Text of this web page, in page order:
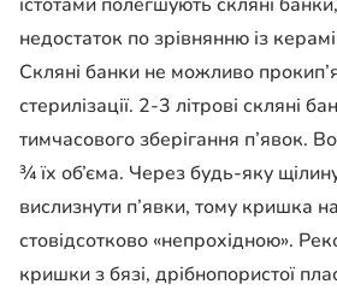
недостаток по зрівнянню із
Скляні банки не можливо
стерилізації. 2-3 літрові скляні
тимчасового зберігання п’явок.
¾ їх об’єма. Через будь-яку
вислизнути п’явки, тому кришка
стовідсотково «непрохідною».
кришки з бязі, дрібнопористої